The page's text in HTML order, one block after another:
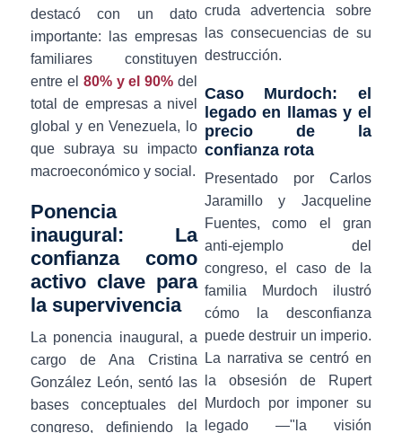
destacó con un dato
importante: las empresas
familiares constituyen
entre el 80% y el 90% del
total de empresas a nivel
global y en Venezuela, lo
que subraya su impacto
macroeconómico y social.
Ponencia
inaugural: La
confianza como
activo clave para
la supervivencia
La ponencia inaugural, a
cargo de Ana Cristina
González León, sentó las
bases conceptuales del
congreso, definiendo la
cruda advertencia sobre
las consecuencias de su
destrucción.
Caso Murdoch: el
legado en llamas y el
precio de la
confianza rota
Presentado por Carlos
Jaramillo y Jacqueline
Fuentes, como el gran
anti-ejemplo del
congreso, el caso de la
familia Murdoch ilustró
cómo la desconfianza
puede destruir un imperio.
La narrativa se centró en
la obsesión de Rupert
Murdoch por imponer su
legado —"la visión